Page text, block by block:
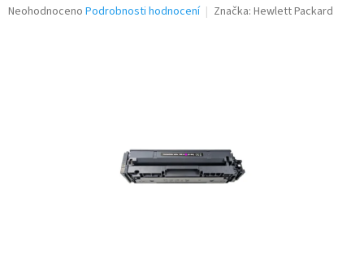
Průměrné
Neohodnoceno Podrobnosti hodnocení Značka: Hewlett Packard